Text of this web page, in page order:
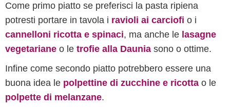
Come primo piatto se preferisci la pasta ripiena
potresti portare in tavola i ravioli ai carciofi o i
cannelloni ricotta e spinaci, ma anche le lasagne
vegetariane o le trofie alla Daunia sono o ottime.
Infine come secondo piatto potrebbero essere una
buona idea le polpettine di zucchine e ricotta o le
polpette di melanzane.